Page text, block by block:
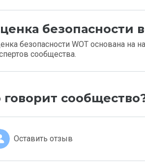
безопасности
безопасности WOT основана на
сообщества.
говорит
Оставить отзыв